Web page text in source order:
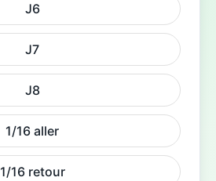
J6
J7
J8
1/16 aller
1/16 retour